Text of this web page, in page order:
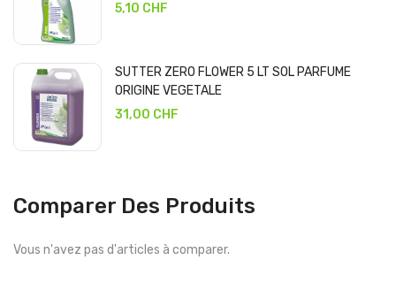
5,10 CHF
SUTTER ZERO FLOWER 5 LT SOL PARFUME
ORIGINE VEGETALE
31,00 CHF
Comparer Des Produits
Vous n'avez pas d'articles à comparer.